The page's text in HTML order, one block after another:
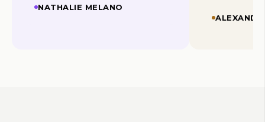
NATHALIE MELANO